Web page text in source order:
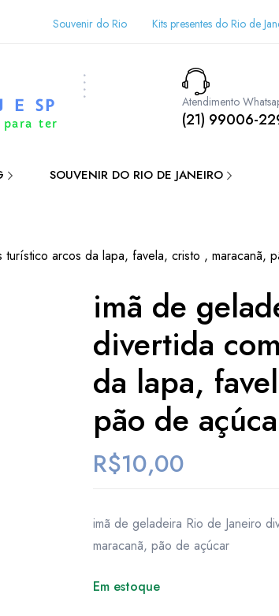
Souvenir do Rio Kits presentes do Rio de
E SP
para ter
Atendimento
(21) 99006-
SOUVENIR DO RIO DE JANEIRO
arcos da lapa, favela, cristo , maracanã,
imã de
divertida
da lapa,
pão de
R$10,00
imã de geladeira Rio de Janeiro
maracanã, pão de açúcar
Em estoque